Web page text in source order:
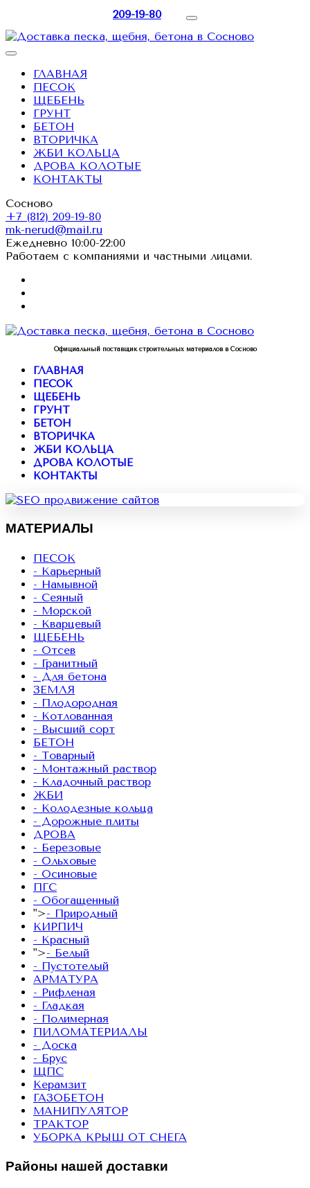
209-19-80
ГЛАВНАЯ
ПЕСОК
ЩЕБЕНЬ
ГРУНТ
БЕТОН
ВТОРИЧКА
ЖБИ КОЛЬЦА
ДРОВА КОЛОТЫЕ
КОНТАКТЫ
Сосново
+7 (812) 209-19-80
mk-nerud@mail.ru
Ежедневно 10:00-22:00
Работаем с компаниями и частными лицами.
Официальный поставщик строительных материалов в Сосново
ГЛАВНАЯ
ПЕСОК
ЩЕБЕНЬ
ГРУНТ
БЕТОН
ВТОРИЧКА
ЖБИ КОЛЬЦА
ДРОВА КОЛОТЫЕ
КОНТАКТЫ
МАТЕРИАЛЫ
ПЕСОК
- Карьерный
- Намывной
- Сеяный
- Морской
- Кварцевый
ЩЕБЕНЬ
- Отсев
- Гранитный
- Для бетона
ЗЕМЛЯ
- Плодородная
- Котлованная
- Высший сорт
БЕТОН
- Товарный
- Монтажный раствор
- Кладочный раствор
ЖБИ
- Колодезные кольца
- Дорожные плиты
ДРОВА
- Березовые
- Ольховые
- Осиновые
ПГС
- Обогащенный
">- Природный
КИРПИЧ
- Красный
">- Белый
- Пустотелый
АРМАТУРА
- Рифленая
- Гладкая
- Полимерная
ПИЛОМАТЕРИАЛЫ
- Доска
- Брус
ЩПС
Керамзит
ГАЗОБЕТОН
МАНИПУЛЯТОР
ТРАКТОР
УБОРКА КРЫШ ОТ СНЕГА
Районы нашей доставки